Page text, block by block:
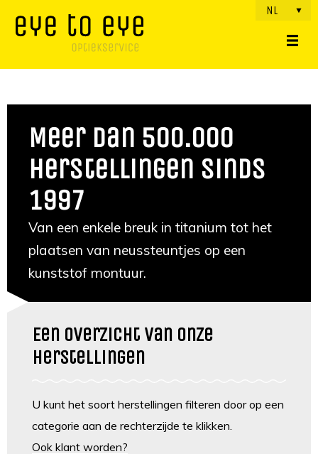
NL
Meer dan 500.000
herstellingen sinds
1997
Van een enkele breuk in titanium tot het
plaatsen van neussteuntjes op een
kunststof montuur.
Een overzicht van onze
herstellingen
U kunt het soort herstellingen filteren door op een
categorie aan de rechterzijde te klikken.
Ook klant worden?